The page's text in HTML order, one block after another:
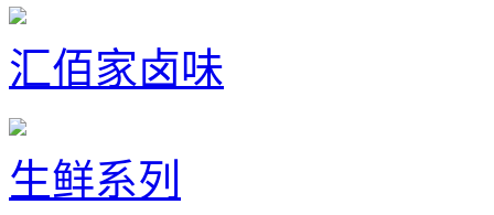
汇佰家卤味
生鲜系列